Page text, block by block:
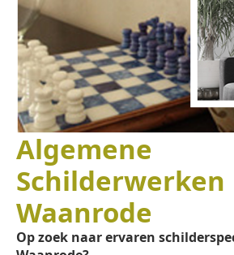
Algemene
Schilderwerken
Waanrode
Op zoek naar ervaren